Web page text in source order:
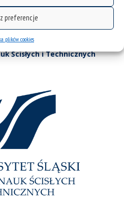
preferencje
plików cookies
Kowalski, prof. UŚ
Ścisłych i Technicznych